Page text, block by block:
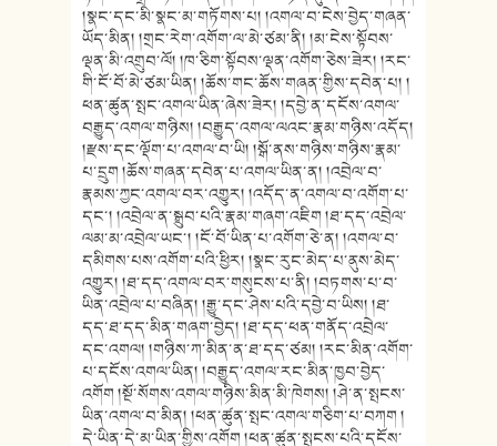
།སྣང་དང་མི་སྣང་མ་གཏོགས་པ། །འགལ་བ་ངེས་བྱེད་གཞན་
ཡོད་མིན། །གྲང་རེག་འགོག་ལ་མེ་ཙམ་ནི། །མ་ངེས་སྟོབས་
ལྡན་མི་འགྲུབ་ལོ། །ཁ་ཅིག་སྟོབས་ལྡན་འགོག་ཅེས་ཟེར། །རང་
གི་ངོ་བོ་མེ་ཙམ་ཡིན། །ཆོས་གང་ཆོས་གཞན་གྱིས་དབེན་པ། །
ཕན་ཚུན་སྤང་འགལ་ཡིན་ཞེས་ཟེར། །དབྱེ་ན་དངོས་འགལ་
བརྒྱུད་འགལ་གཉིས། །བརྒྱུད་འགལ་ལའང་རྣམ་གཉིས་འདོད།
།རྫས་དང་ལྡོག་པ་འགལ་བ་ཡི། །སྒོ་ནས་གཉིས་གཉིས་རྣམ་
པ་དྲུག །ཆོས་གཞན་དབེན་པ་འགལ་ཡིན་ན། །འབྲེལ་བ་
རྣམས་ཀྱང་འགལ་བར་འགྱུར། །འདོད་ན་འགལ་བ་འགོག་པ་
དང་། །འབྲེལ་ན་སྒྲུབ་པའི་རྣམ་གཞག་འཇིག །ཐ་དད་འབྲེལ་
ལམ་མ་འབྲེལ་ཡང་། །ངོ་བོ་ཡིན་པ་འགོག་ཅེ་ན། །འགལ་བ་
དམིགས་པས་འགོག་པའི་ཕྱིར། །སྣང་རུང་མེད་པ་ནུས་མེད་
འགྱུར། །ཐ་དད་འགལ་བར་གསུངས་པ་ནི། །བཏགས་པ་བ་
ཡིན་འབྲེལ་པ་བཞིན། །རྒྱུ་དང་ཤེས་པའི་དབྱེ་བ་ཡིས། །ཐ་
དད་ཐ་དད་མིན་གཞག་བྱེད། །ཐ་དད་ཕན་གནོད་འབྲེལ་
དང་འགལ། །གཉིས་ཀ་མིན་ན་ཐ་དད་ཙམ། །རང་མིན་འགོག་
པ་དངོས་འགལ་ཡིན། །བརྒྱུད་འགལ་རང་མིན་ཁྱབ་བྱེད་
འགོག །སྔོ་སོགས་འགལ་གཉིས་མིན་མི་ཁེགས། །ཤེ་ན་སྤངས་
ཡིན་འགལ་བ་མིན། །ཕན་ཚུན་སྤང་འགལ་གཅིག་པ་བཀག །
དེ་ཡིན་དེ་མ་ཡིན་གྱིས་འགོག །ཕན་ཚུན་སྤངས་པའི་དངོས་